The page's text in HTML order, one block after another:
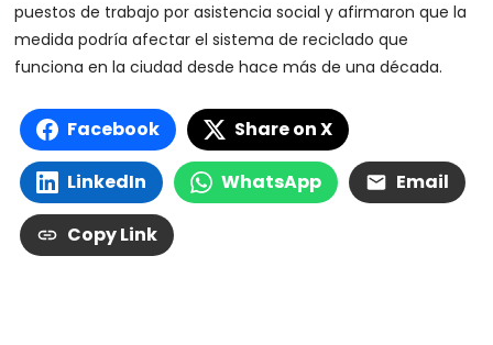
puestos de trabajo por asistencia social y afirmaron que la
medida podría afectar el sistema de reciclado que
funciona en la ciudad desde hace más de una década.
Facebook Share on X
LinkedIn WhatsApp Email
Copy Link